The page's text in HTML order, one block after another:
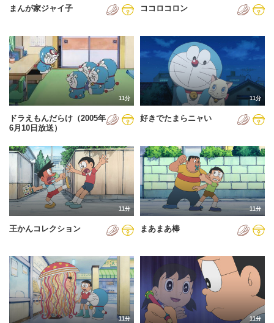
まんが家ジャイ子 ココロコロン
11分
ドラえもんだらけ（2005年
6月10日放送）
11分
好きでたまらニャい
11分
王かんコレクション
11分
まあまあ棒
11分 11分